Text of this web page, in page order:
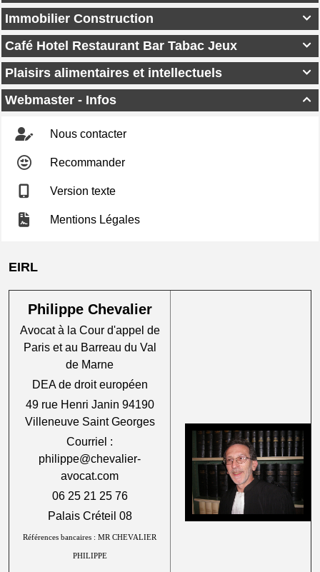

Immobilier Construction

Café Hotel Restaurant Bar Tabac Jeux

Plaisirs alimentaires et intellectuels

Webmaster - Infos
Nous contacter
Recommander
Version texte
Mentions Légales
EIRL
Philippe Chevalier
Avocat à la Cour d'appel de
Paris et au Barreau du Val
de Marne
DEA de droit européen
49 rue Henri Janin 94190
Villeneuve Saint Georges
Courriel :
philippe@chevalier-
avocat.com
06 25 21 25 76
Palais Créteil 08
Références bancaires : MR CHEVALIER
PHILIPPE